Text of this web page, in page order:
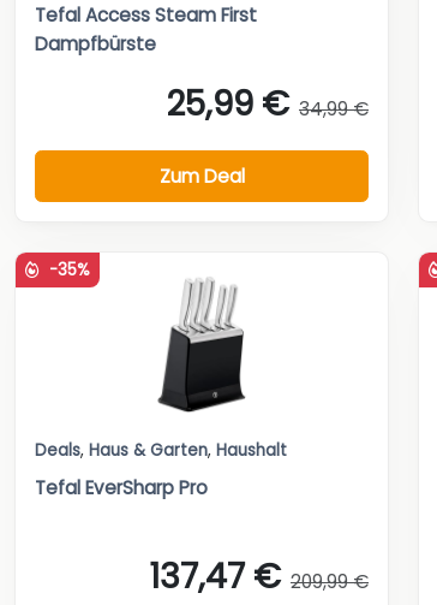
Tefal Access Steam First
Dampfbürste
25,99 € 34,99 €
Zum Deal
-35%
Deals, Haus & Garten, Haushalt
Tefal EverSharp Pro
137,47 € 209,99 €